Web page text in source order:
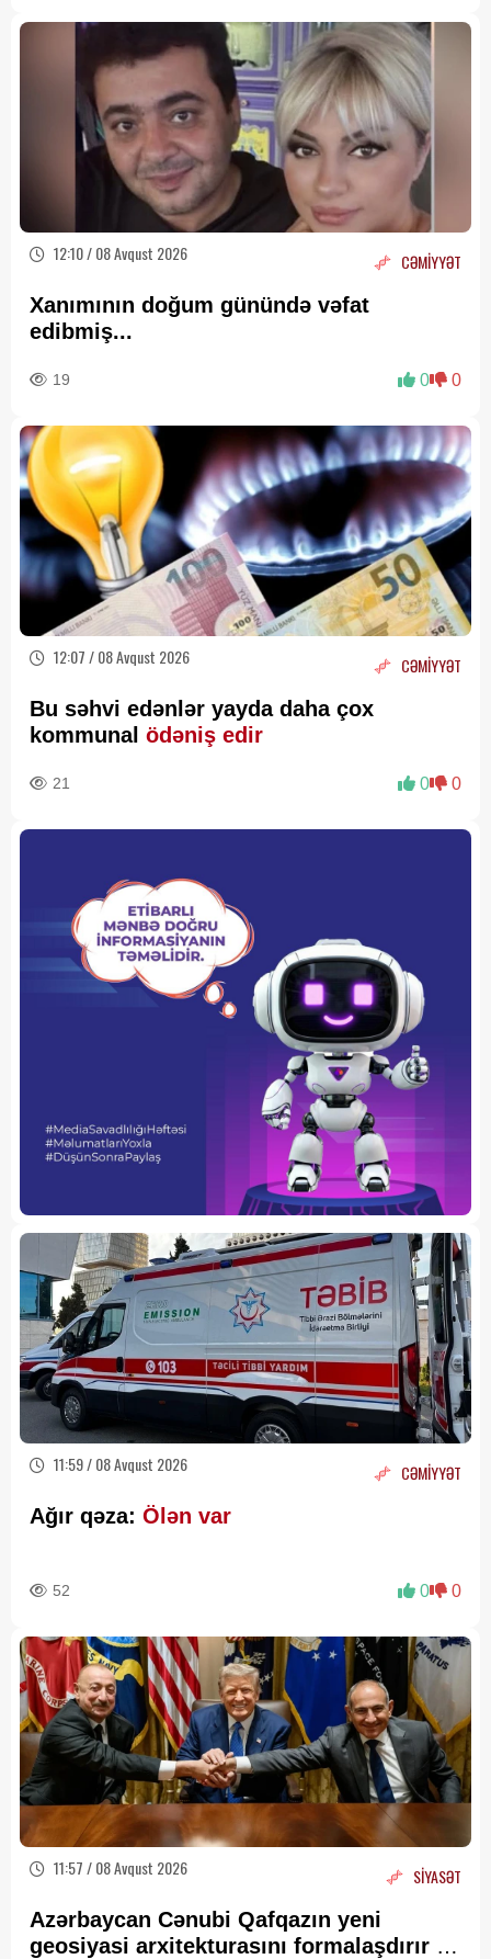
12:10 / 08 Avqust 2026 CƏMİYYƏT
Xanımının doğum günündə vəfat
edibmiş...
19 0 0
12:07 / 08 Avqust 2026 CƏMİYYƏT
Bu səhvi edənlər yayda daha çox
kommunal ödəniş edir
21 0 0
11:59 / 08 Avqust 2026 CƏMİYYƏT
Ağır qəza: Ölən var
52 0 0
11:57 / 08 Avqust 2026 SİYASƏT
Azərbaycan Cənubi Qafqazın yeni
geosiyasi arxitekturasını formalaşdırır –